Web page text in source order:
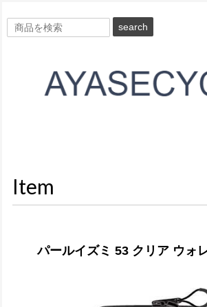
search
Item
パールイズミ 53 クリア ウォ